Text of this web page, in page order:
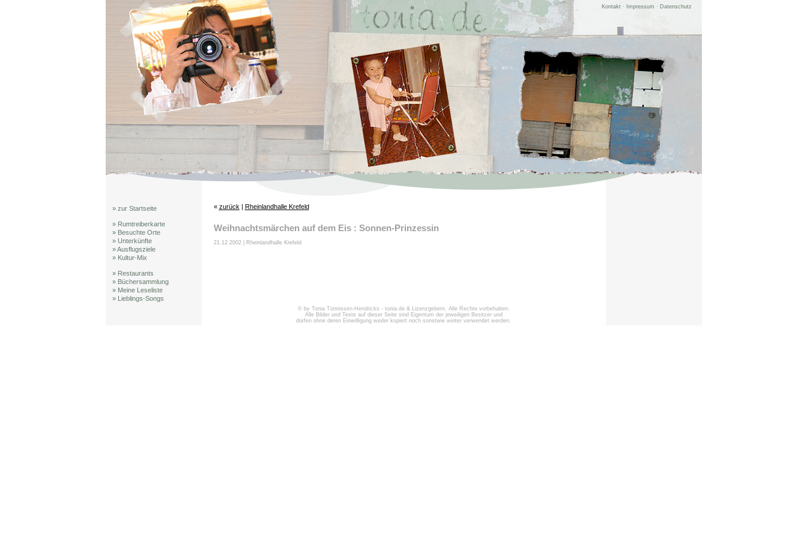
Kontakt· Impressum · Datenschutz
» zur Startseite
» Rumtreiberkarte
» Besuchte Orte
» Unterkünfte
» Ausflugsziele
» Kultur-Mix
» Restaurants
» Büchersammlung
» Meine Leseliste
» Lieblings-Songs
« zurück | Rheinlandhalle Krefeld
Weihnachtsmärchen auf dem Eis : Sonnen-Prinzessin
21.12.2002 | Rheinlandhalle Krefeld
© by Tonia Tünnissen-Hendricks - tonia.de & Lizenzgebern. Alle Rechte vorbehalten.
Alle Bilder und Texte auf dieser Seite sind Eigentum der jeweiligen Besitzer und
dürfen ohne deren Einwilligung weder kopiert noch sonstwie weiter verwendet werden.